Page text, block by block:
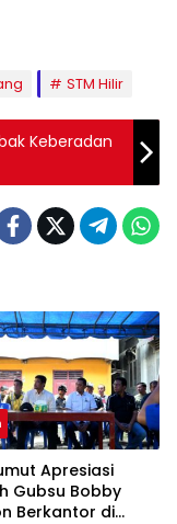
STM Hilir
Keberadan
Apresiasi
Gubsu Bobby
Berkantor di